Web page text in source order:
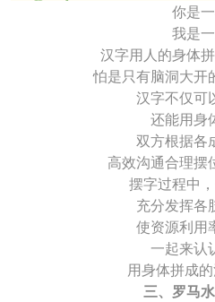
你是
我是
汉字用人的身体
怕是只有脑洞大开
汉字不仅可
还能用身
双方根据各
高效沟通合理摆
摆字过程中
充分发挥各
使资源利用
一起来认
用身体拼成的
三、罗马